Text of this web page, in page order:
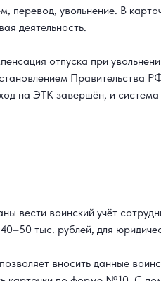
увольнение. В
деятельность.
отпуска при
на ЭТК завершён, и
вести воинский учёт
тыс. рублей, для
вносить данные